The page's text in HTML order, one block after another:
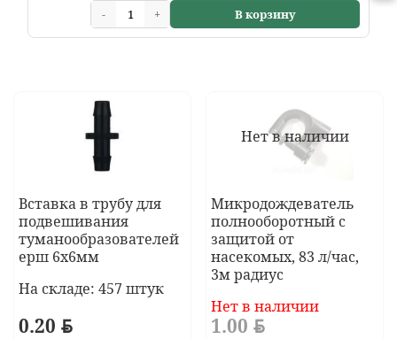
- + В корзину
Вставка в трубу для
подвешивания
туманообразователей
ерш 6х6мм
На складе: 457 штук
0.20 BYN
Нет в наличии
Микродождеватель
полнооборотный с
защитой от
насекомых, 83 л/час,
3м радиус
Нет в наличии
1.00 BYN